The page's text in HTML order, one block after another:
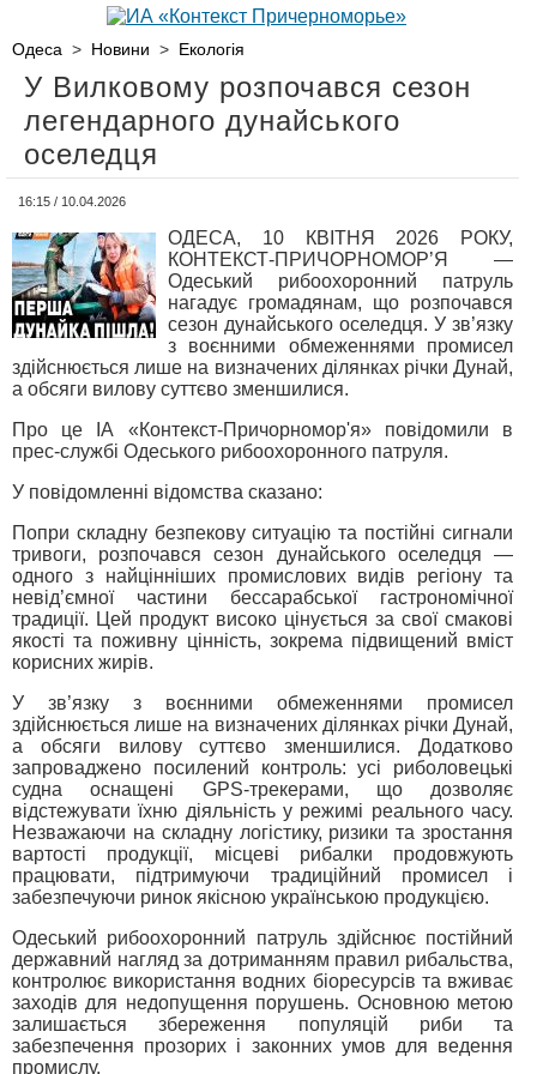
Одеса > Новини > Екологія
У Вилковому розпочався сезон
легендарного дунайського
оселедця
16:15 / 10.04.2026
ОДЕСА, 10 КВІТНЯ 2026 РОКУ,
КОНТЕКСТ-ПРИЧОРНОМОР’Я —
Одеський рибоохоронний патруль
нагадує громадянам, що розпочався
сезон дунайського оселедця. У зв’язку
з воєнними обмеженнями промисел
здійснюється лише на визначених ділянках річки Дунай,
а обсяги вилову суттєво зменшилися.
Про це ІА «Контекст-Причорномор'я» повідомили в
прес-службі Одеського рибоохоронного патруля.
У повідомленні відомства сказано:
Попри складну безпекову ситуацію та постійні сигнали
тривоги, розпочався сезон дунайського оселедця —
одного з найцінніших промислових видів регіону та
невід’ємної частини бессарабської гастрономічної
традиції. Цей продукт високо цінується за свої смакові
якості та поживну цінність, зокрема підвищений вміст
корисних жирів.
У зв’язку з воєнними обмеженнями промисел
здійснюється лише на визначених ділянках річки Дунай,
а обсяги вилову суттєво зменшилися. Додатково
запроваджено посилений контроль: усі риболовецькі
судна оснащені GPS-трекерами, що дозволяє
відстежувати їхню діяльність у режимі реального часу.
Незважаючи на складну логістику, ризики та зростання
вартості продукції, місцеві рибалки продовжують
працювати, підтримуючи традиційний промисел і
забезпечуючи ринок якісною українською продукцією.
Одеський рибоохоронний патруль здійснює постійний
державний нагляд за дотриманням правил рибальства,
контролює використання водних біоресурсів та вживає
заходів для недопущення порушень. Основною метою
залишається збереження популяцій риби та
забезпечення прозорих і законних умов для ведення
промислу.